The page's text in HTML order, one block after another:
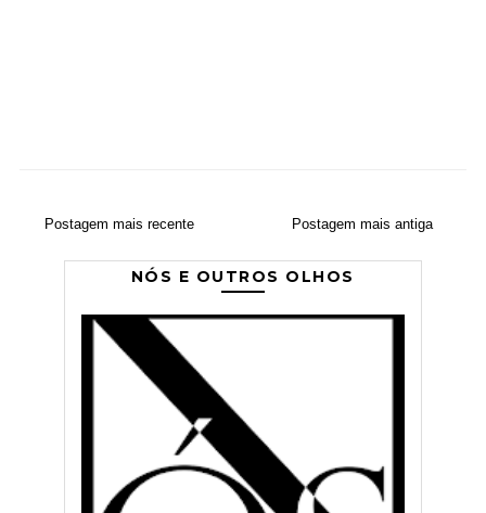
Postagem mais recente Postagem mais antiga
NÓS E OUTROS OLHOS